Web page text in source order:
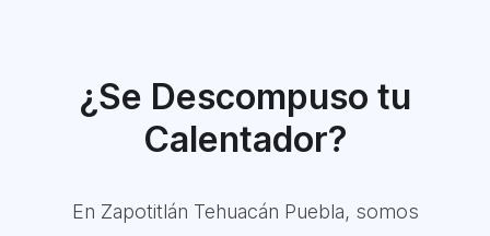
¿Se Descompuso tu
Calentador?
En Zapotitlán Tehuacán Puebla, somos